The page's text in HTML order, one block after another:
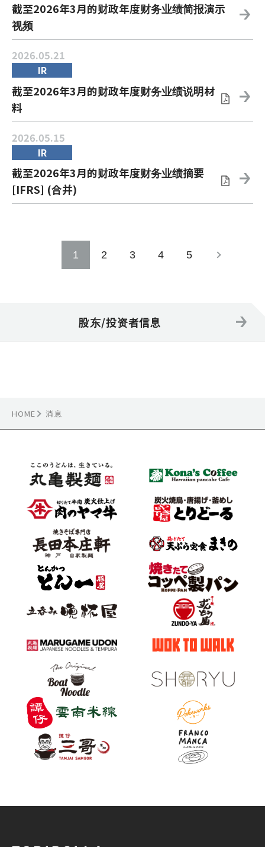
截至2026年3月的财政年度财务业绩简报演示
视频
IR
2026.05.21
截至2026年3月的财政年度财务业绩说明材
料
IR
2026.05.15
截至2026年3月的财政年度财务业绩摘要
[IFRS] (合并)
1 2 3 4 5
股东/投资者信息
HOME 消息